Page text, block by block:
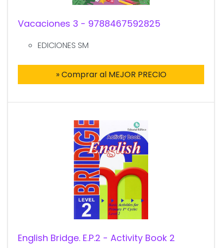
Vacaciones 3 - 9788467592825
EDICIONES SM
» Comprar al MEJOR PRECIO
English Bridge. E.P.2 - Activity Book 2